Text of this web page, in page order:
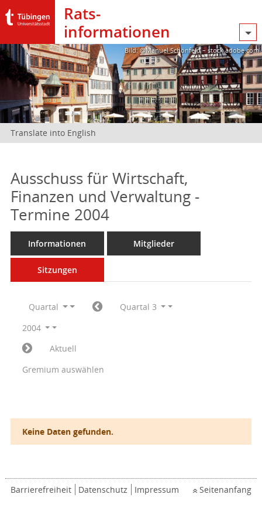
Rats­
informationen
Bild: @Manuel Schönfeld – stock.adobe.com
Translate into English
Ausschuss für Wirtschaft,
Finanzen und Verwaltung -
Termine 2004
Informationen Mitglieder
Sitzungen
Quartal
Quartal 3
2004
Aktuell
Gremium auswählen
Keine Daten gefunden.
Barrierefreiheit Datenschutz Impressum Seitenanfang